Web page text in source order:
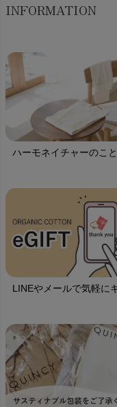
INFORMATION
ハーモネイチャーのこと
LINEやメールで気軽に